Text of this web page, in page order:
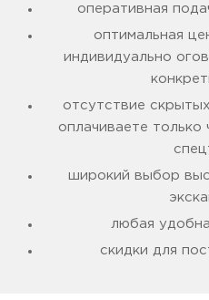
оперативная
оптимальная
индивидуально
отсутствие
оплачиваете
широкий выбор
любая
скидки для